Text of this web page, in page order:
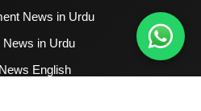
News in Urdu
News in Urdu
English